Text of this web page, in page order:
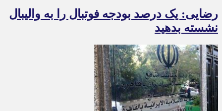
رضایی: یک درصد بودجه فوتبال را به والیبال
نشسته بدهید